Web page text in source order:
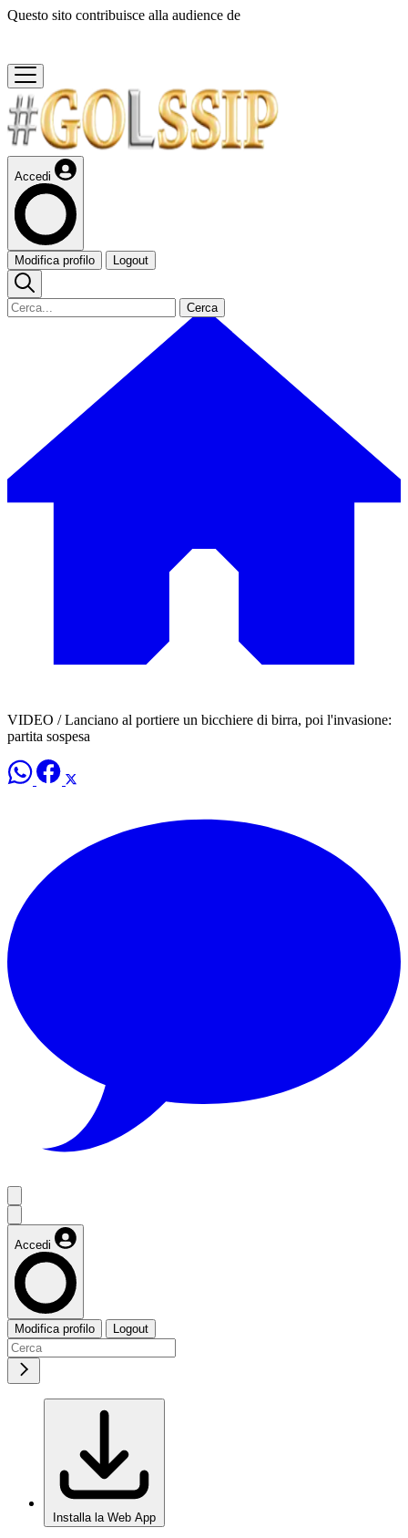
Questo sito contribuisce alla audience de
Accedi
Modifica profilo Logout
Cerca
VIDEO / Lanciano al portiere un bicchiere di birra, poi l'invasione:
partita sospesa
Accedi
Modifica profilo Logout
Installa la Web App